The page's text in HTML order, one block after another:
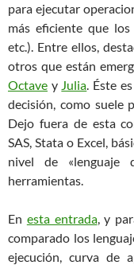
para ejecutar
más eficiente que los
etc.). Entre ellos,
otros que están
Octave y Julia. Éste
decisión, como suele
Dejo fuera de esta
SAS, Stata o Excel,
nivel de «lenguaje
herramientas.
En esta entrada, y
comparado los
ejecución, curva de